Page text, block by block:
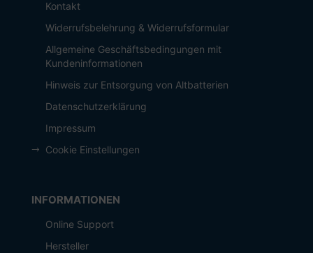
Kontakt
Widerrufsbelehrung & Widerrufsformular
Allgemeine Geschäftsbedingungen mit
Kundeninformationen
Hinweis zur Entsorgung von Altbatterien
Datenschutzerklärung
Impressum
Cookie Einstellungen
INFORMATIONEN
Online Support
Hersteller